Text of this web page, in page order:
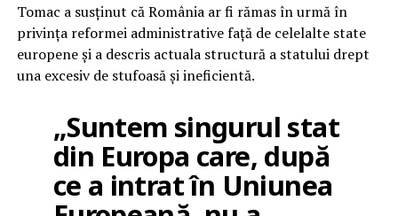
Tomac a susținut că România ar fi rămas în urmă în
privința reformei administrative față de celelalte state
europene și a descris actuala structură a statului drept
una excesiv de stufoasă și ineficientă.
„Suntem singurul stat
din Europa care, după
ce a intrat în Uniunea